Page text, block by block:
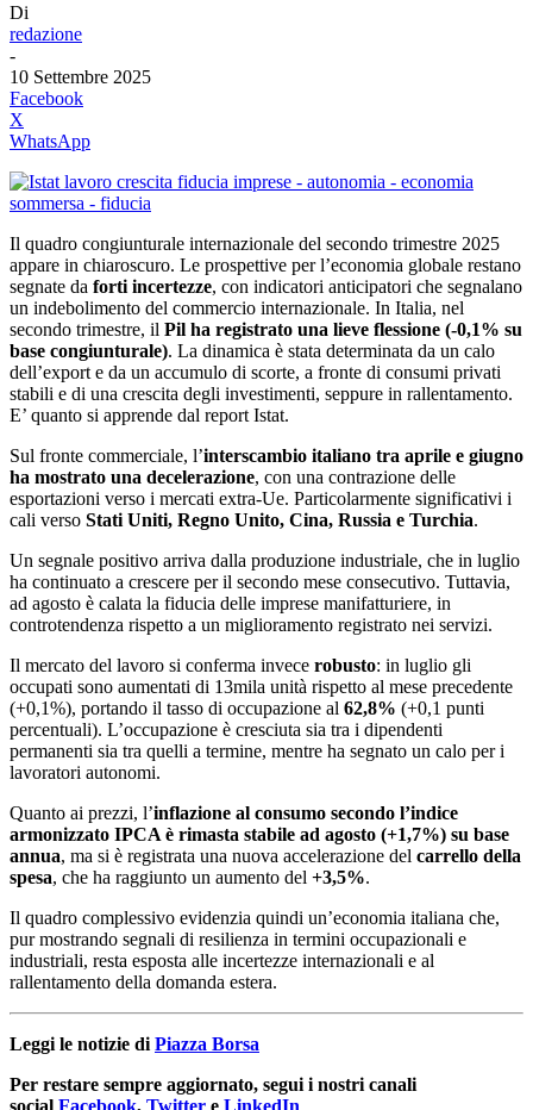
Di
redazione
-
10 Settembre 2025
Facebook
X
WhatsApp
Il quadro congiunturale internazionale del secondo trimestre 2025
appare in chiaroscuro. Le prospettive per l’economia globale restano
segnate da forti incertezze, con indicatori anticipatori che segnalano
un indebolimento del commercio internazionale. In Italia, nel
secondo trimestre, il Pil ha registrato una lieve flessione (-0,1% su
base congiunturale). La dinamica è stata determinata da un calo
dell’export e da un accumulo di scorte, a fronte di consumi privati
stabili e di una crescita degli investimenti, seppure in rallentamento.
E’ quanto si apprende dal report Istat.
Sul fronte commerciale, l’interscambio italiano tra aprile e giugno
ha mostrato una decelerazione, con una contrazione delle
esportazioni verso i mercati extra-Ue. Particolarmente significativi i
cali verso Stati Uniti, Regno Unito, Cina, Russia e Turchia.
Un segnale positivo arriva dalla produzione industriale, che in luglio
ha continuato a crescere per il secondo mese consecutivo. Tuttavia,
ad agosto è calata la fiducia delle imprese manifatturiere, in
controtendenza rispetto a un miglioramento registrato nei servizi.
Il mercato del lavoro si conferma invece robusto: in luglio gli
occupati sono aumentati di 13mila unità rispetto al mese precedente
(+0,1%), portando il tasso di occupazione al 62,8% (+0,1 punti
percentuali). L’occupazione è cresciuta sia tra i dipendenti
permanenti sia tra quelli a termine, mentre ha segnato un calo per i
lavoratori autonomi.
Quanto ai prezzi, l’inflazione al consumo secondo l’indice
armonizzato IPCA è rimasta stabile ad agosto (+1,7%) su base
annua, ma si è registrata una nuova accelerazione del carrello della
spesa, che ha raggiunto un aumento del +3,5%.
Il quadro complessivo evidenzia quindi un’economia italiana che,
pur mostrando segnali di resilienza in termini occupazionali e
industriali, resta esposta alle incertezze internazionali e al
rallentamento della domanda estera.
Leggi le notizie di Piazza Borsa
Per restare sempre aggiornato, segui i nostri canali
social Facebook, Twitter e LinkedIn